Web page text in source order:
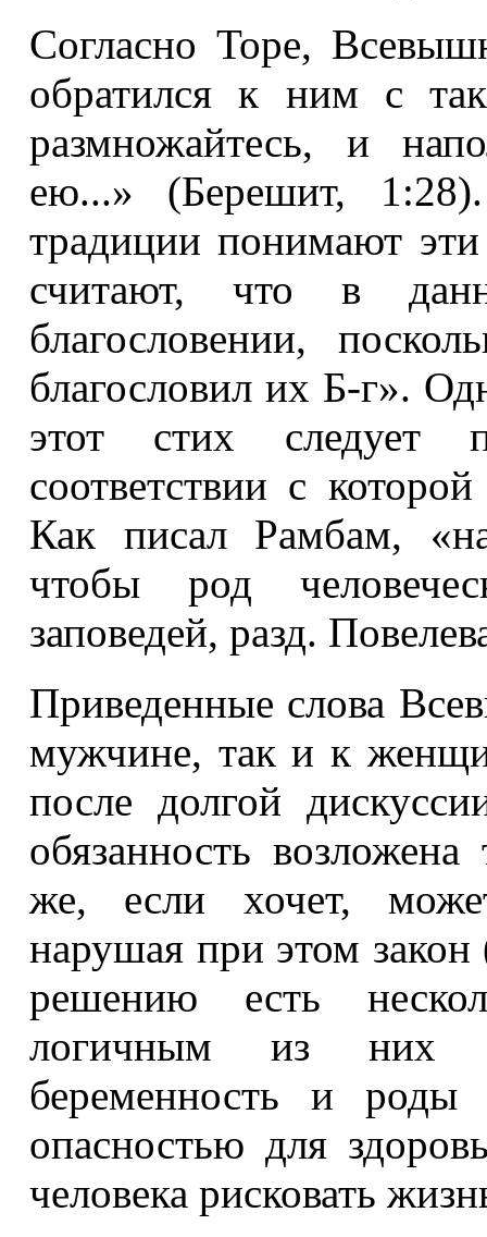
Согласно Торе,
обратился к ним с
размножайтесь, и
ею...» (Берешит,
традиции понимают
считают, что в
благословении,
благословил их Б-г».
этот стих следует
соответствии с
Как писал Рамбам,
чтобы род
заповедей, разд.
Приведенные слова
мужчине, так и к
после долгой
обязанность
же, если хочет,
нарушая при этом
решению есть
логичным из них
беременность и роды
опасностью для
человека рисковать